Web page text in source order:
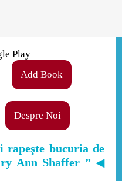
Add Book
Despre Noi
bucuria de
Ann Shaffer ” ◀